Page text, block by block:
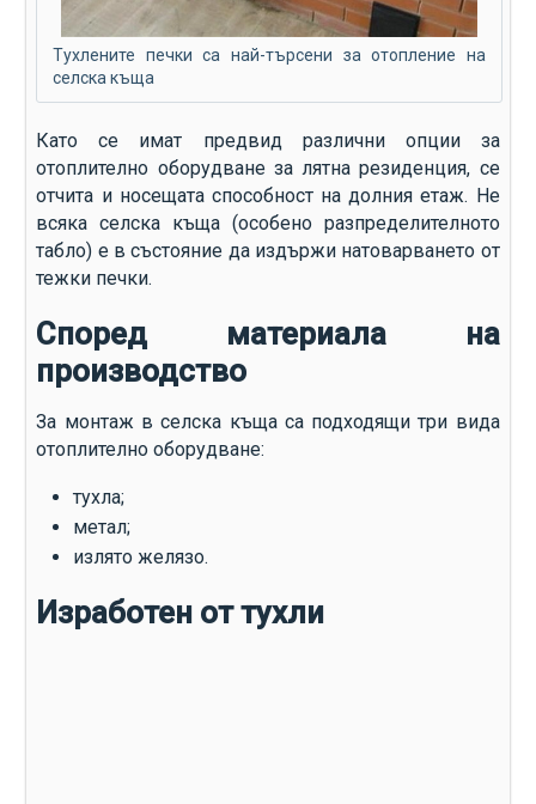
Тухлените печки са най-търсени за отопление на
селска къща
Като се имат предвид различни опции за
отоплително оборудване за лятна резиденция, се
отчита и носещата способност на долния етаж. Не
всяка селска къща (особено разпределителното
табло) е в състояние да издържи натоварването от
тежки печки.
Според материала на
производство
За монтаж в селска къща са подходящи три вида
отоплително оборудване:
тухла;
метал;
излято желязо.
Изработен от тухли